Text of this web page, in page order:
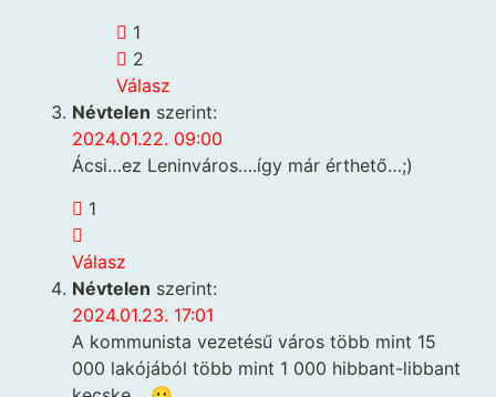
1
2
Válasz
Névtelen szerint:
2024.01.22. 09:00
Ácsi…ez Leninváros….így már érthető…;)
1
Válasz
Névtelen szerint:
2024.01.23. 17:01
A kommunista vezetésű város több mint 15
000 lakójából több mint 1 000 hibbant-libbant